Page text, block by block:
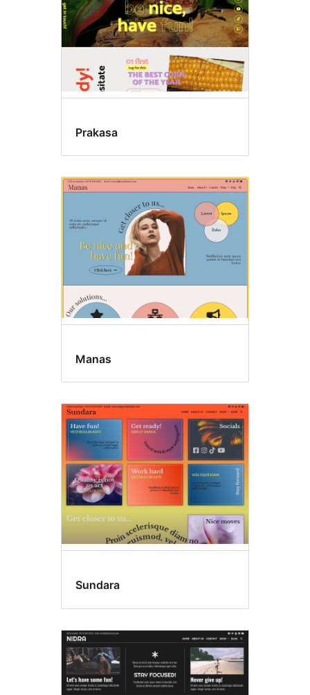
Prakasa
Manas
Sundara